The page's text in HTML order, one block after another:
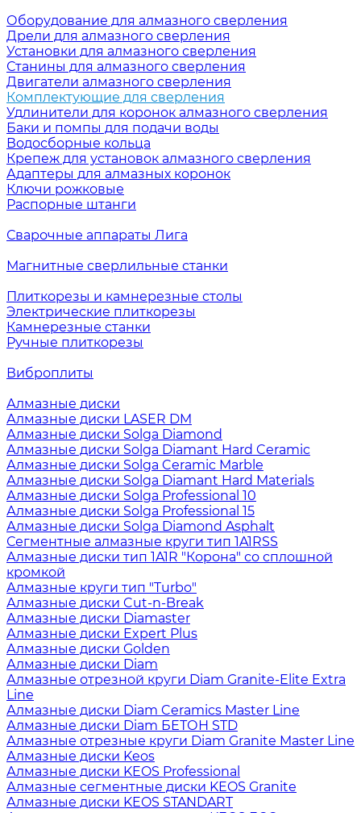
Оборудование для алмазного сверления
Дрели для алмазного сверления
Установки для алмазного сверления
Станины для алмазного сверления
Двигатели алмазного сверления
Комплектующие для сверления
Удлинители для коронок алмазного сверления
Баки и помпы для подачи воды
Водосборные кольца
Крепеж для установок алмазного сверления
Адаптеры для алмазных коронок
Ключи рожковые
Распорные штанги
Сварочные аппараты Лига
Магнитные сверлильные станки
Плиткорезы и камнерезные столы
Электрические плиткорезы
Камнерезные станки
Ручные плиткорезы
Виброплиты
Алмазные диски
Алмазные диски LASER DM
Алмазные диски Solga Diamond
Алмазные диски Solga Diamant Hard Ceramic
Алмазные диски Solga Ceramic Marble
Алмазные диски Solga Diamant Hard Materials
Алмазные диски Solga Professional 10
Алмазные диски Solga Professional 15
Алмазные диски Solga Diamond Asphalt
Сегментные алмазные круги тип 1A1RSS
Алмазные диски тип 1A1R "Корона" со сплошной
кромкой
Алмазные круги тип "Turbo"
Алмазные диски Cut-n-Break
Алмазные диски Diamaster
Алмазные диски Expert Plus
Алмазные диски Golden
Алмазные диски Diam
Алмазные отрезной круги Diam Granite-Elite Extra
Line
Алмазные диски Diam Ceramics Master Line
Алмазные диски Diam БЕТОН STD
Алмазные отрезные круги Diam Granite Master Line
Алмазные диски Keos
Алмазные диски KEOS Professional
Алмазные сегментные диски KEOS Granite
Алмазные диски KEOS STANDART